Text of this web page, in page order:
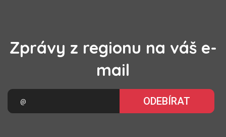
Zprávy z regionu na váš e-
mail
ODEBÍRAT